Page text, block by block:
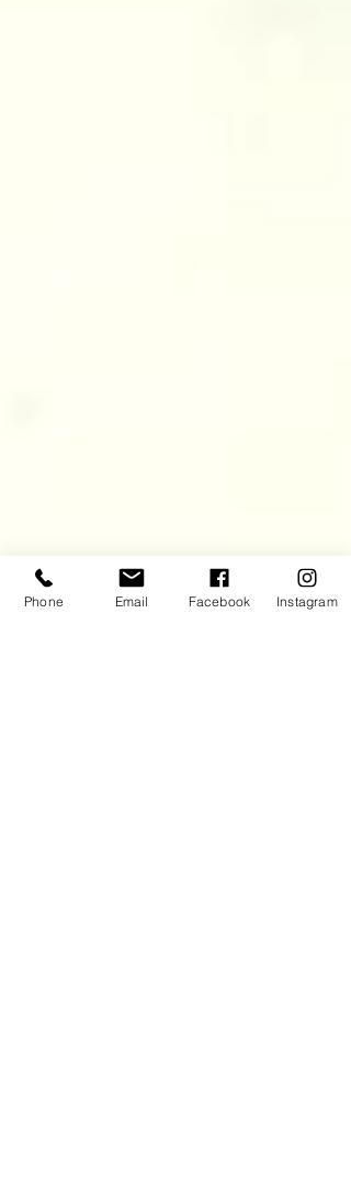
Phone Email Facebook Instagram